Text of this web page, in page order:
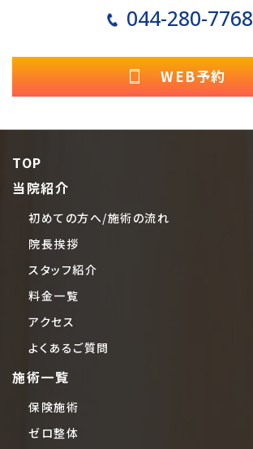
044-280-7768
WEB予約
TOP
当院紹介
初めての方へ/施術の流れ
院長挨拶
スタッフ紹介
料金一覧
アクセス
よくあるご質問
施術一覧
保険施術
ゼロ整体